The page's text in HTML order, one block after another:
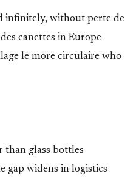
infinitely, without perte de
canettes in Europe
le more circulaire who
than glass bottles
gap widens in logistics